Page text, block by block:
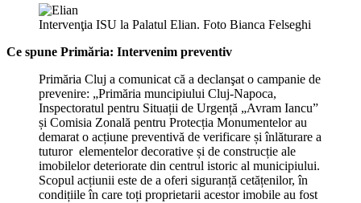
Intervenţia ISU la Palatul Elian. Foto Bianca Felseghi
Ce spune Primăria: Intervenim preventiv
Primăria Cluj a comunicat că a declanşat o campanie de
prevenire: „Primăria muncipiului Cluj-Napoca,
Inspectoratul pentru Situații de Urgență „Avram Iancu”
și Comisia Zonală pentru Protecția Monumentelor au
demarat o acțiune preventivă de verificare și înlăturare a
tuturor elementelor decorative și de construcție ale
imobilelor deteriorate din centrul istoric al municipiului.
Scopul acțiunii este de a oferi siguranță cetățenilor, în
condițiile în care toți proprietarii acestor imobile au fost